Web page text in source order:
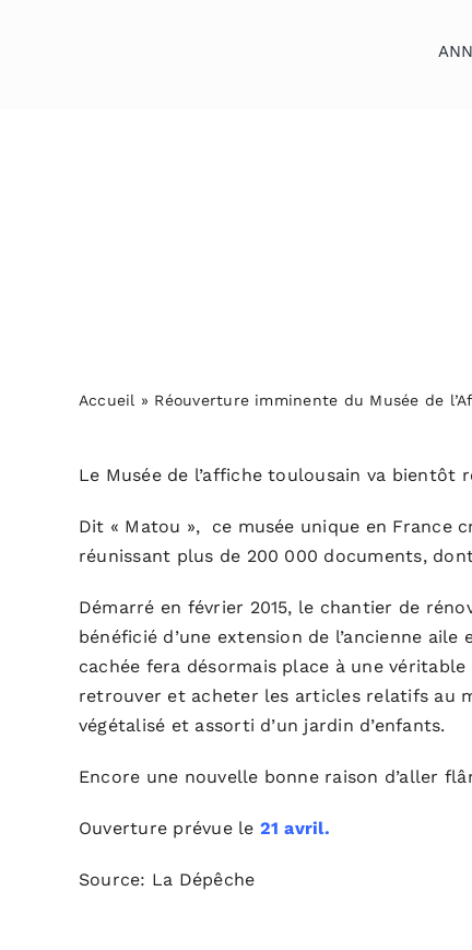
Accueil » Réouverture imminente du Musée de
Le Musée de l’affiche toulousain va bientôt
Dit « Matou », ce musée unique en France
réunissant plus de 200 000 documents,
Démarré en février 2015, le chantier de
bénéficié d’une extension de l’ancienne
cachée fera désormais place à une
retrouver et acheter les articles relatifs au
végétalisé et assorti d’un jardin d’enfants.
Encore une nouvelle bonne raison d’aller
Ouverture prévue le 21 avril.
Source: La Dépêche